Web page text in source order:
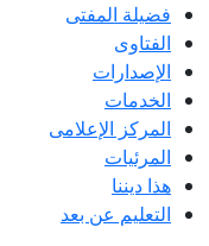
فضيلة المفتى
الفتاوى
الإصدارات
الخدمات
المركز الإعلامى
المرئيات
هذا ديننا
التعليم عن بعد